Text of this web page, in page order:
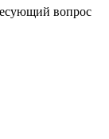
вопрос